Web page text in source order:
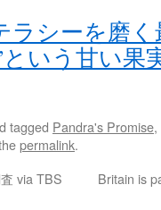
ラシーを磨
いう甘い果
tagged Pandra's Promise,
permalink.
via TBS
Britain is